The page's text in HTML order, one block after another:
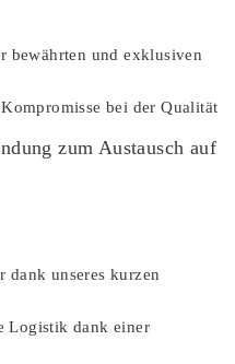
bewährten und exklusiven
bei der Qualität
zum Austausch auf
dank unseres kurzen
Logistik dank einer